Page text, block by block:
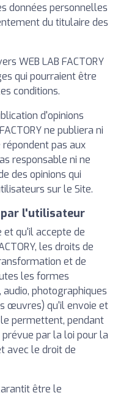
données personnelles
du titulaire des
WEB LAB FACTORY
qui pourraient être
conditions.
d'opinions
ne publiera ni
pas aux
responsable ni ne
des opinions qui
sur le Site.
par l'utilisateur
et qu'il accepte de
les droits de
et de
les formes
photographiques
œuvres) qu'il envoie et
permettent, pendant
par la loi pour la
avec le droit de
être le